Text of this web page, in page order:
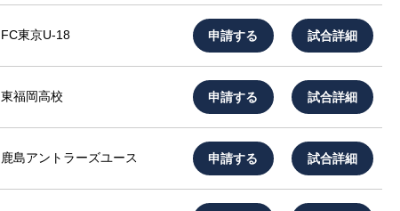
FC東京U-18 申請する 試合詳細
東福岡高校 申請する 試合詳細
鹿島アントラーズユース 申請する 試合詳細